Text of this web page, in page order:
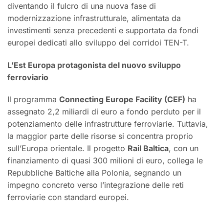
diventando il fulcro di una nuova fase di
modernizzazione infrastrutturale, alimentata da
investimenti senza precedenti e supportata da fondi
europei dedicati allo sviluppo dei corridoi TEN-T.
L’Est Europa protagonista del nuovo sviluppo
ferroviario
Il programma Connecting Europe Facility (CEF) ha
assegnato 2,2 miliardi di euro a fondo perduto per il
potenziamento delle infrastrutture ferroviarie. Tuttavia,
la maggior parte delle risorse si concentra proprio
sull’Europa orientale. Il progetto Rail Baltica, con un
finanziamento di quasi 300 milioni di euro, collega le
Repubbliche Baltiche alla Polonia, segnando un
impegno concreto verso l’integrazione delle reti
ferroviarie con standard europei.